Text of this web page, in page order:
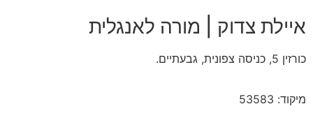
איילת צדוק | מורה לאנגלית
כורזין 5, כניסה צפונית, גבעתיים.
מיקוד: 53583